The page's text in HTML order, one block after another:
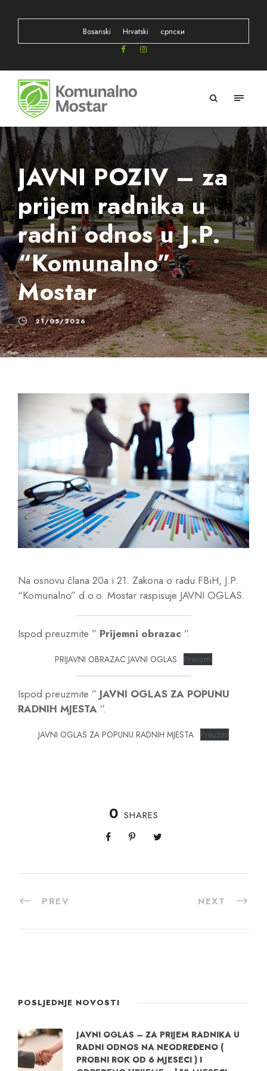
Bosanski Hrvatski српски
JAVNI POZIV – za
prijem radnika u
radni odnos u J.P.
“Komunalno”
Mostar
21/05/2026
Na osnovu člana 20a i 21. Zakona o radu FBiH, J.P.
“Komunalno” d.o.o. Mostar raspisuje JAVNI OGLAS.
Ispod preuzmite ” Prijemni obrazac ”.
PRIJAVNI OBRAZAC JAVNI OGLAS Preuzmi
Ispod preuzmite ” JAVNI OGLAS ZA POPUNU
RADNIH MJESTA ”.
JAVNI OGLAS ZA POPUNU RADNIH MJESTA Preuzmi
0 SHARES
PREV NEXT
POSLJEDNJE NOVOSTI
JAVNI OGLAS – ZA PRIJEM RADNIKA U
RADNI ODNOS NA NEODREĐENO (
PROBNI ROK OD 6 MJESECI ) I